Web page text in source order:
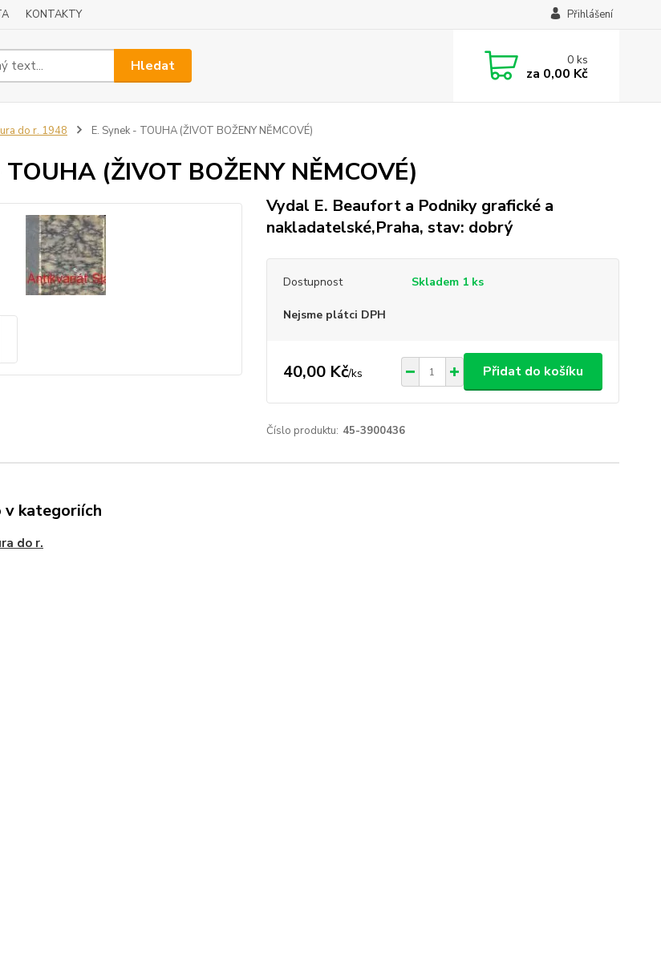
KONTAKTY Přihlášení
Hledat 0ks
za 0,00 Kč
do r. 1948 E. Synek - TOUHA (ŽIVOT BOŽENY NĚMCOVÉ)
(ŽIVOT BOŽENY NĚMCOVÉ)
Vydal E. Beaufort a Podniky grafické a
nakladatelské,Praha, stav: dobrý
Dostupnost Skladem 1 ks
Nejsme plátci DPH
40,00 Kč/ks Přidat do košíku
Číslo produktu: 45-3900436
v kategoriích
do r.